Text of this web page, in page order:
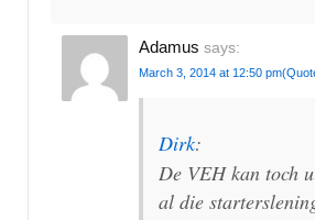
Adamus says:
March 3, 2014 at 12:50 pm
Dirk:
De VEH kan toch
al die